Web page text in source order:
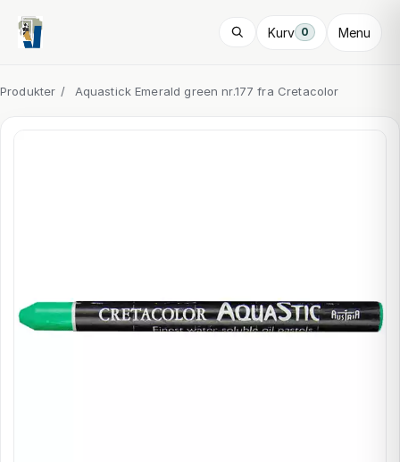
Kurv 0 Menu
Produkter / Aquastick Emerald green nr.177 fra Cretacolor